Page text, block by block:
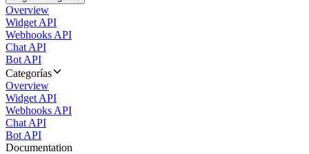
Overview
Widget API
Webhooks API
Chat API
Bot API
Categorías
Overview
Widget API
Webhooks API
Chat API
Bot API
Documentation